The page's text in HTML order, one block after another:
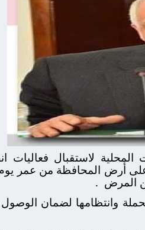
لاستقبال فعاليات
.
وانتظامها لضمان